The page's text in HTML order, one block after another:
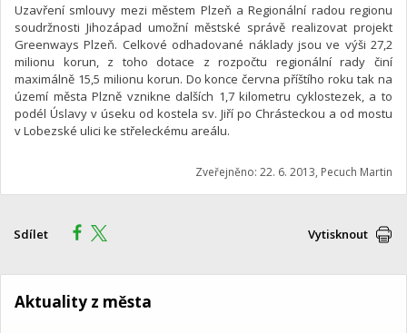
Uzavření smlouvy mezi městem Plzeň a Regionální radou regionu
soudržnosti Jihozápad umožní městské správě realizovat projekt
Greenways Plzeň. Celkové odhadované náklady jsou ve výši 27,2
milionu korun, z toho dotace z rozpočtu regionální rady činí
maximálně 15,5 milionu korun. Do konce června příštího roku tak na
území města Plzně vznikne dalších 1,7 kilometru cyklostezek, a to
podél Úslavy v úseku od kostela sv. Jiří po Chrásteckou a od mostu
v Lobezské ulici ke střeleckému areálu.
Zveřejněno: 22. 6. 2013, Pecuch Martin
Sdílet Vytisknout
Aktuality z města